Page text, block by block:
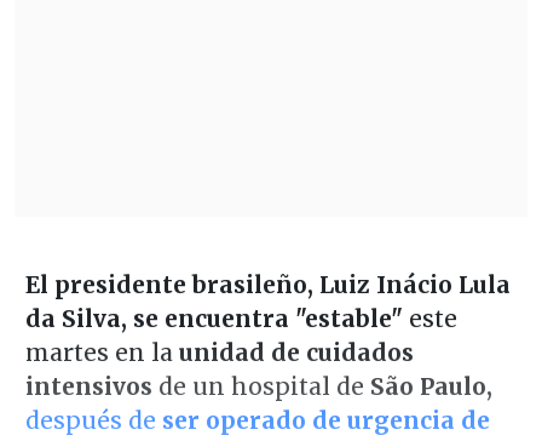
El presidente brasileño, Luiz Inácio Lula
da Silva, se encuentra "estable" este
martes en la unidad de cuidados
intensivos de un hospital de São Paulo,
después de ser operado de urgencia de